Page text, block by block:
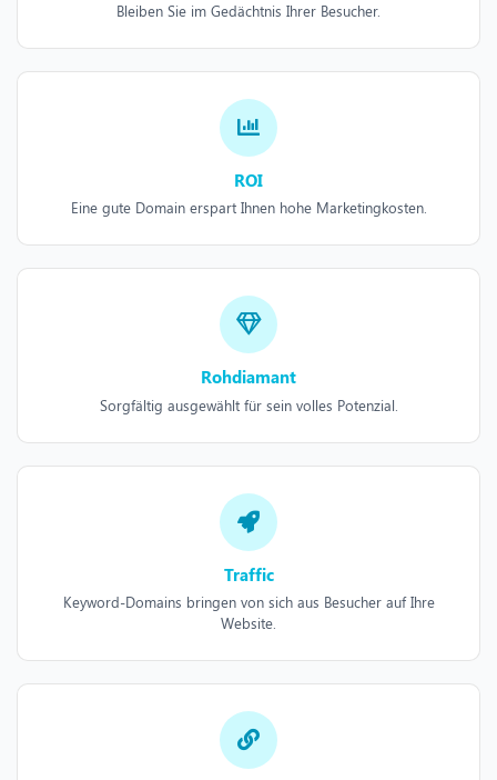
Bleiben Sie im Gedächtnis Ihrer Besucher.
ROI
Eine gute Domain erspart Ihnen hohe Marketingkosten.
Rohdiamant
Sorgfältig ausgewählt für sein volles Potenzial.
Traffic
Keyword-Domains bringen von sich aus Besucher auf Ihre
Website.